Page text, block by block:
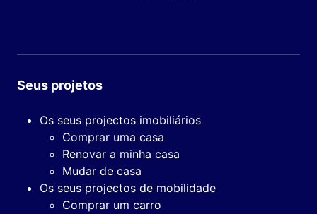
Seus projetos
Os seus projectos imobiliários
Comprar uma casa
Renovar a minha casa
Mudar de casa
Os seus projectos de mobilidade
Comprar um carro